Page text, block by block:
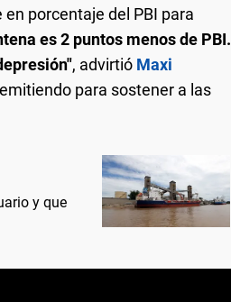
porcentaje del PBI para
es 2 puntos menos de PBI.
, advirtió Maxi
para sostener a las
y que